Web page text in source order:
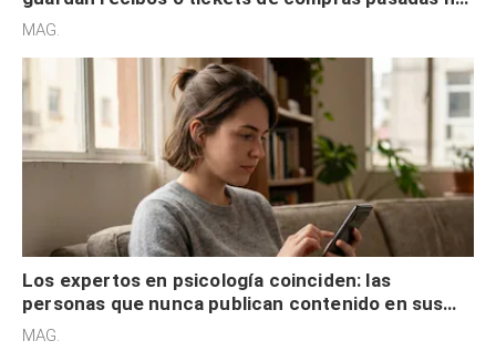
son acumuladores, sino que tienen necesidad de
MAG.
Los expertos en psicología coinciden: las
personas que nunca publican contenido en sus
redes sociales no pretenden buscar validación
MAG.